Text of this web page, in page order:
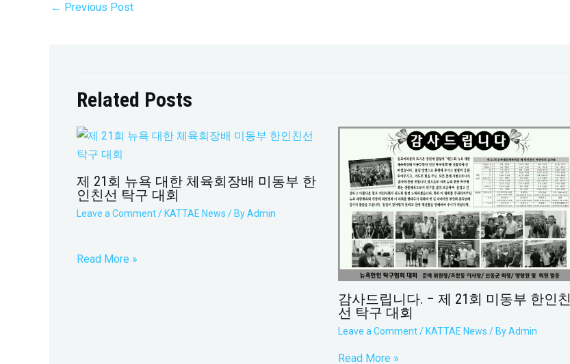
← Previous Post
Related Posts
제 21회 뉴욕 대한 체육회장배 미동부 한
인친선 탁구 대회
Leave a Comment/ KATTAE News / ByAdmin
Read More »
감사드립니다. – 제 21회 미동부 한인친
선 탁구 대회
Leave a Comment / KATTAE News / ByAdmin
Read More »